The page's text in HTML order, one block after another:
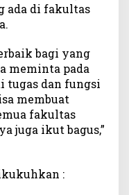
ada di fakultas
bagi yang
meminta pada
tugas dan fungsi
membuat
fakultas
juga ikut bagus,”
: